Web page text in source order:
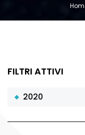
FILTRI ATTIVI
2020